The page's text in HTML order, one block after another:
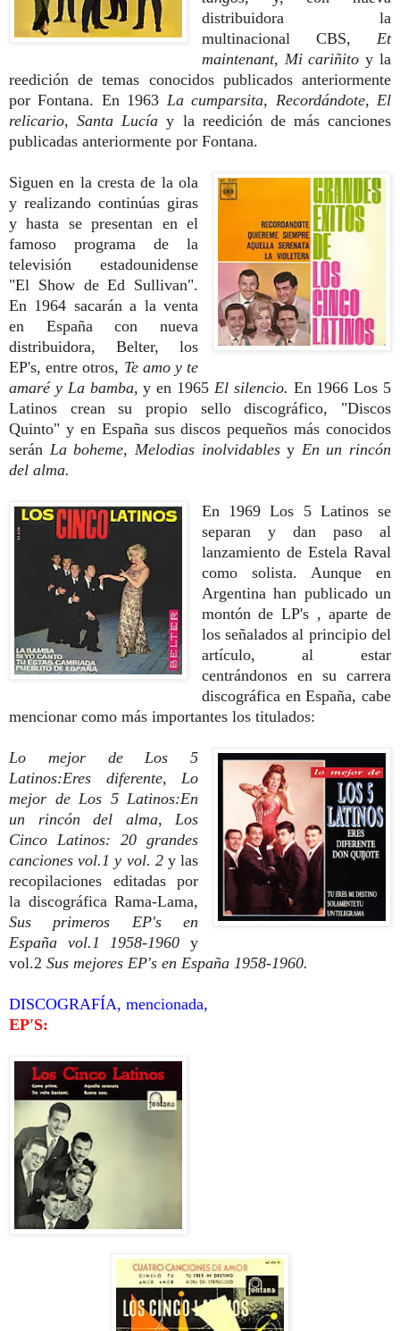
distribuidora la
multinacional CBS, Et
maintenant, Mi cariñitoy la
reedición de temas conocidos publicados anteriormente
por Fontana. En 1963 La cumparsita, Recordándote, El
relicario, Santa Lucíay la reedición de más canciones
publicadas anteriormente por Fontana.
Siguen en la cresta de la ola
y realizando continúas giras
y hasta se presentan en el
famoso programa de la
televisión estadounidense
"El Show de Ed Sullivan".
En 1964 sacarán a la venta
en España con nueva
distribuidora, Belter, los
EP's, entre otros, Te amo y te
amaré y La bamba,y en 1965 El silencio. En 1966 Los 5
Latinos crean su propio sello discográfico, "Discos
Quinto" y en España sus discos pequeños más conocidos
serán La boheme, Melodias inolvidablesy En un rincón
del alma.
En 1969 Los 5 Latinos se
separan y dan paso al
lanzamiento de Estela Raval
como solista. Aunque en
Argentina han publicado un
montón de LP's , aparte de
los señalados al principio del
artículo, al estar
centrándonos en su carrera
discográfica en España, cabe
mencionar como más importantes los titulados:
Lo mejor de Los 5
Latinos:Eres diferente, Lo
mejor de Los 5 Latinos:En
un rincón del alma, Los
Cinco Latinos: 20 grandes
canciones vol.1 y vol. 2 y las
recopilaciones editadas por
la discográfica Rama-Lama,
Sus primeros EP's en
España vol.1 1958-1960y
vol.2 Sus mejores EP's en España 1958-1960.
DISCOGRAFÍA, mencionada,
EP'S: